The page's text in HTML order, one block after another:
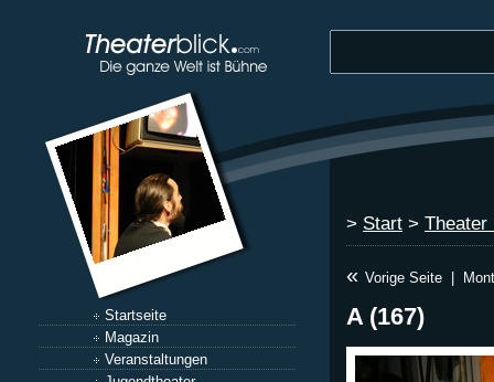
Startseite
Magazin
Veranstaltungen
> Start > Theater
« Vorige Seite
A (167)